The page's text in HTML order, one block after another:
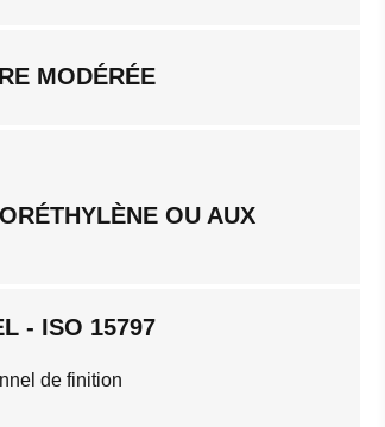
MODÉRÉE
OU AUX
- ISO 15797
de finition